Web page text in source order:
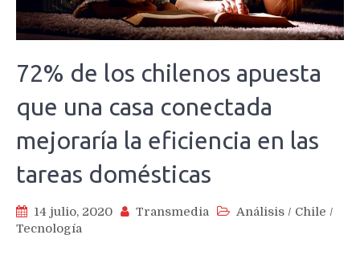
72% de los chilenos apuesta
que una casa conectada
mejoraría la eficiencia en las
tareas domésticas
14 julio, 2020 Transmedia Análisis / Chile /
Tecnología